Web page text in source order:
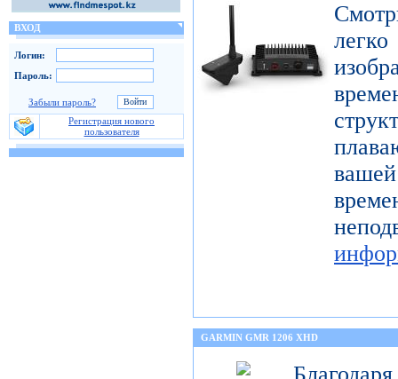
ВХОД
Логин:
Пароль:
Забыли пароль?
Регистрация нового
пользователя
GARMIN GMR 1206 XHD